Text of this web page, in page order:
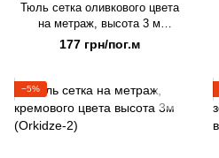
Тюль сетка оливкового цвета
на метраж, высота 3 м
(BALPETEGI-11)
177 грн/пог.м
−5%